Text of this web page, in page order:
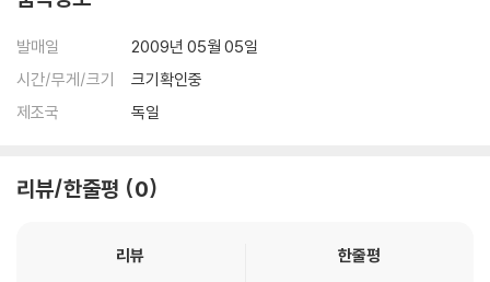
발매일
2009년 05월 05일
시간/무게/크기
크기확인중
제조국
독일
리뷰/한줄평 0
리뷰
한줄평